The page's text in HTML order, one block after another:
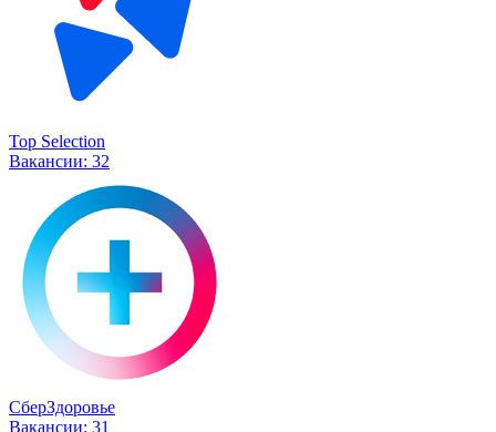
Top Selection
Вакансии: 32
СберЗдоровье
Вакансии: 31